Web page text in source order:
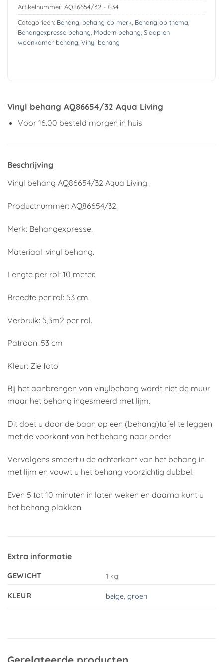
Artikelnummer: AQ86654/32 - G34
Categorieën: Behang behang op merk Behang op thema
Behangexpresse behang Modern behang Slaap en
woonkamer behang Vinyl behang
Vinyl behang AQ86654/32 Aqua Living
Voor 16.00 besteld morgen in huis
Beschrijving
Vinyl behang AQ86654/32 Aqua Living.
Productnummer: AQ86654/32.
Merk: Behangexpresse.
Materiaal: vinyl behang.
Lengte per rol: 10 meter.
Breedte per rol: 53 cm.
Verbruik: 5,3m2 per rol.
Patroon: 53 cm
Kleur: Zie foto
Bij het aanbrengen van vinylbehang wordt niet de muur
maar het behang ingesmeerd met lijm.
Dit doet u door de baan op een (behang)tafel te leggen
met de voorkant van het behang naar onder.
Vervolgens smeert u de achterkant van het behang in
met lijm en vouwt u het behang voorzichtig dubbel.
Even 5 tot 10 minuten in laten weken en daarna kunt u
het behang plakken.
Extra informatie
GEWICHT 1 kg
KLEUR beige,groen